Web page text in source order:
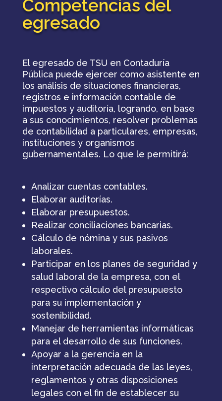
Competencias del
egresado
El egresado de TSU en Contaduría
Pública puede ejercer como asistente en
los análisis de situaciones financieras,
registros e información contable de
impuestos y auditoría, logrando, en base
a sus conocimientos, resolver problemas
de contabilidad a part­iculares, empresas,
instituciones y organismos
gubernamentales. Lo que le permitirá:
Analizar cuentas contables.
Elaborar auditorías.
Elaborar presupuestos.
Realizar conciliaciones bancarias.
Cálculo de nómina y sus pasivos
laborales.
Participar en los planes de seguridad y
salud laboral de la empresa, con el
respectivo cálculo del presupuesto
para su implementación y
sostenibilidad.
Manejar de herramientas informáticas
para el desarrollo de sus funciones.
Apoyar a la gerencia en la
interpretación adecuada de las leyes,
reglamentos y otras disposiciones
legales con el fin de establecer su